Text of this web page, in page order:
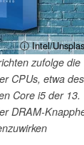
ⓘ Intel/
zufolge die
CPUs, etwa des
Core i5 der 13.
DRAM-